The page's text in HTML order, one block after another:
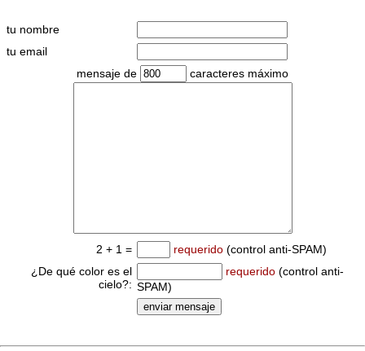
tu nombre
tu email
mensaje de
caracteres máximo
2 + 1 = requerido (control anti-SPAM)
¿De qué color es el
cielo?:
requerido (control anti-
SPAM)